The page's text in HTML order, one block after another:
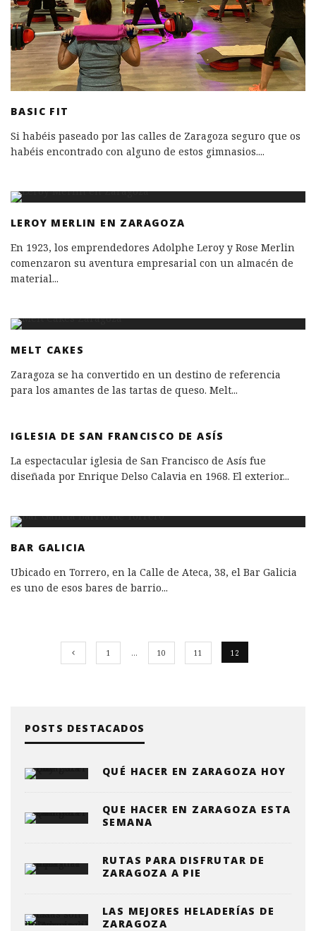
BASIC FIT
Si habéis paseado por las calles de Zaragoza seguro que os
habéis encontrado con alguno de estos gimnasios....
LEROY MERLIN EN ZARAGOZA
En 1923, los emprendedores Adolphe Leroy y Rose Merlin
comenzaron su aventura empresarial con un almacén de
material...
MELT CAKES
Zaragoza se ha convertido en un destino de referencia
para los amantes de las tartas de queso. Melt...
IGLESIA DE SAN FRANCISCO DE ASÍS
La espectacular iglesia de San Francisco de Asís fue
diseñada por Enrique Delso Calavia en 1968. El exterior...
BAR GALICIA
Ubicado en Torrero, en la Calle de Ateca, 38, el Bar Galicia
es uno de esos bares de barrio...
1 … 10 11 12
POSTS DESTACADOS
QUÉ HACER EN ZARAGOZA HOY
QUE HACER EN ZARAGOZA ESTA
SEMANA
RUTAS PARA DISFRUTAR DE
ZARAGOZA A PIE
LAS MEJORES HELADERÍAS DE
ZARAGOZA